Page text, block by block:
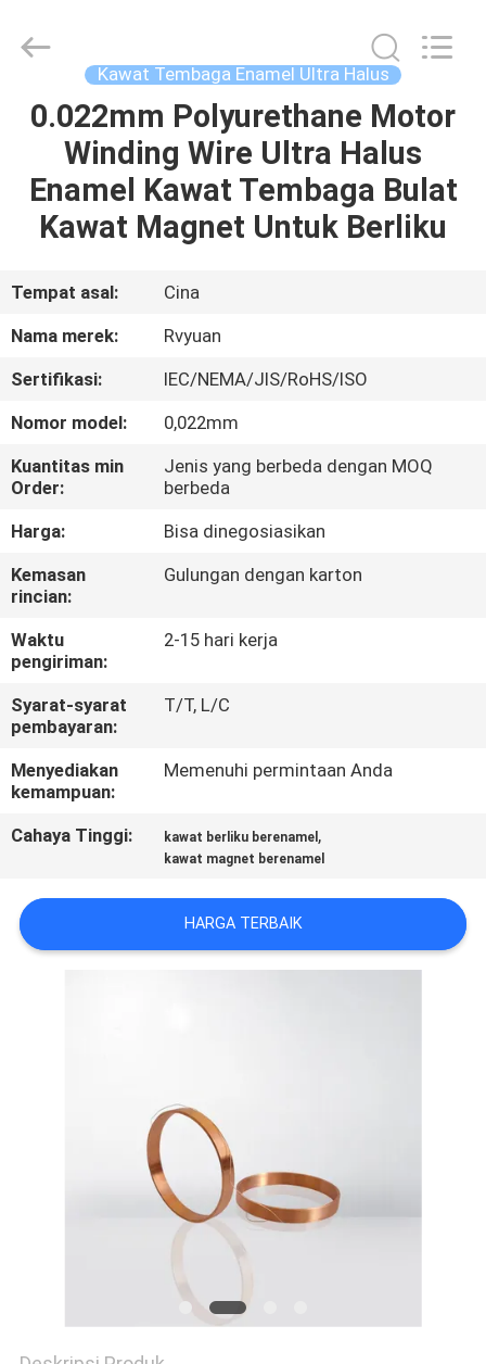
RUMAH
PRODUK
TENTANG
WISATA
PABRIK
KONTROL
KUALITAS
HUBUNGI
KAMI
BERITA
REQUEST
SUATU
SITEMAP
Material
Co,.Ltd.
Reserved.
Kawat Tembaga Enamel Ultra Halus
0.022mm Polyurethane Motor
Winding Wire Ultra Halus
Enamel Kawat Tembaga Bulat
Kawat Magnet Untuk Berliku
Tempat asal:
Cina
Nama merek:
Rvyuan
Sertifikasi:
IEC/NEMA/JIS/RoHS/ISO
Nomor model:
0,022mm
Kuantitas min
Order:
Jenis yang berbeda dengan MOQ
berbeda
Harga:
Bisa dinegosiasikan
Kemasan
rincian:
Gulungan dengan karton
Waktu
pengiriman:
2-15 hari kerja
Syarat-syarat
pembayaran:
T/T, L/C
Menyediakan
kemampuan:
Memenuhi permintaan Anda
Cahaya Tinggi: kawat berliku berenamel ,
kawat magnet berenamel
HARGA TERBAIK